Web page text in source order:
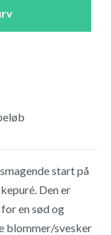
start på
Den er
en sød og
blommer/svesker